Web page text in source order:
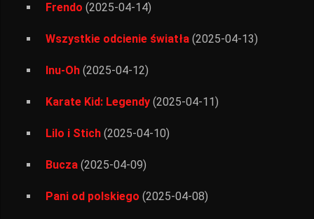
Frendo (2025-04-14)
Wszystkie odcienie światła (2025-04-13)
Inu-Oh (2025-04-12)
Karate Kid: Legendy (2025-04-11)
Lilo i Stich (2025-04-10)
Bucza (2025-04-09)
Pani od polskiego (2025-04-08)